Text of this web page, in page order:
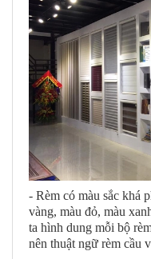
- Rèm có màu sắc khá
vàng, màu đỏ, màu
ta hình dung mỗi bộ
nên thuật ngữ rèm cầu